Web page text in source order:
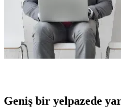
Geniş bir yelpazede